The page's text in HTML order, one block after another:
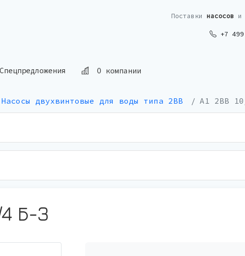
Поставки насосов и
+7
Спецпредложения О компании
Насосы двухвинтовые для воды типа 2ВВ А1 2ВВ
Б-3